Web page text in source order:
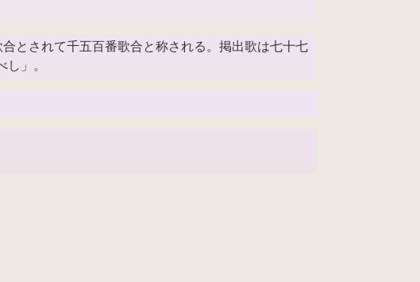
とされて千五百番歌合と称される。掲出歌は七十七
」。